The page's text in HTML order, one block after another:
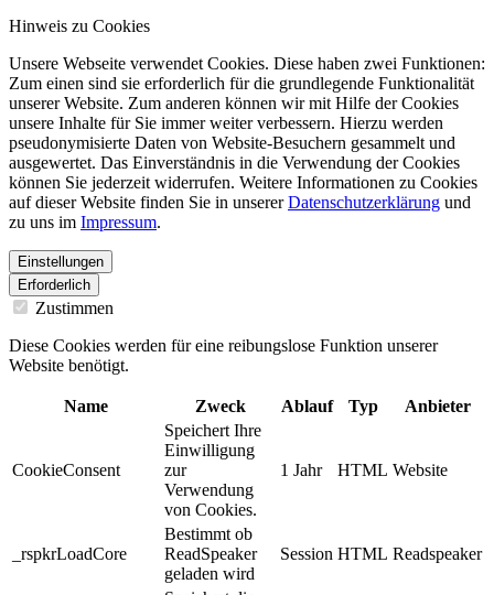
Hinweis zu Cookies
Unsere Webseite verwendet Cookies. Diese haben zwei Funktionen:
Zum einen sind sie erforderlich für die grundlegende Funktionalität
unserer Website. Zum anderen können wir mit Hilfe der Cookies
unsere Inhalte für Sie immer weiter verbessern. Hierzu werden
pseudonymisierte Daten von Website-Besuchern gesammelt und
ausgewertet. Das Einverständnis in die Verwendung der Cookies
können Sie jederzeit widerrufen. Weitere Informationen zu Cookies
auf dieser Website finden Sie in unsererDatenschutzerklärung und
zu uns im Impressum.
Einstellungen
Erforderlich
Zustimmen
Diese Cookies werden für eine reibungslose Funktion unserer
Website benötigt.
Name Zweck Ablauf Typ Anbieter
CookieConsent
Speichert Ihre
Einwilligung
zur
Verwendung
von Cookies.
1 Jahr HTML Website
_rspkrLoadCore
Bestimmt ob
ReadSpeaker
geladen wird
Session HTML Readspeaker